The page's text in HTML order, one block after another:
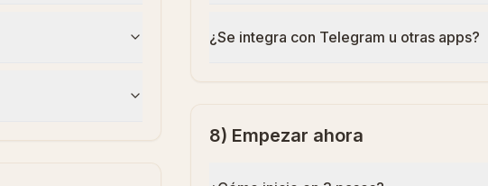
¿Se integra con Telegram u otras apps?
8) Empezar ahora